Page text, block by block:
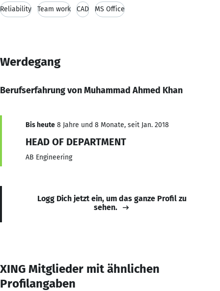
Reliability Team work CAD MS Office
Werdegang
Berufserfahrung von Muhammad Ahmed Khan
Bis heute 8 Jahre und 8 Monate, seit Jan. 2018
HEAD OF DEPARTMENT
AB Engineering
Logg Dich jetzt ein, um das ganze Profil zu
sehen.
XING Mitglieder mit ähnlichen
Profilangaben